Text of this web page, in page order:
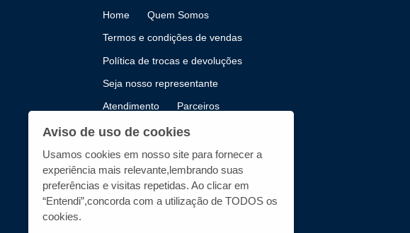
Home Quem Somos
Termos e condições de vendas
Política de trocas e devoluções
Seja nosso representante
Atendimento Parceiros
Como Publicar
Aviso de uso de cookies
Usamos cookies em nosso site para fornecer a
experiência mais relevante,lembrando suas
preferências e visitas repetidas. Ao clicar em
“Entendi”,concorda com a utilização de TODOS os
cookies.